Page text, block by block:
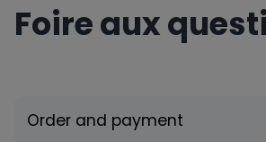
Foire aux
Order and payment